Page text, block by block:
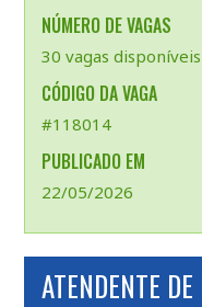
NÚMERO DE VAGAS
30 vagas disponíveis
CÓDIGO DA VAGA
#118014
PUBLICADO EM
22/05/2026
ATENDENTE